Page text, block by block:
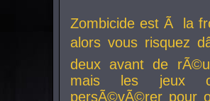
Zombicide est Ã la
alors vous risquez
deux avant de
mais les jeux
persÃ©vÃ©rer pour